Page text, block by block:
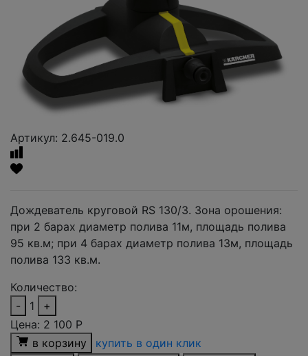
Артикул: 2.645-019.0
Дождеватель круговой RS 130/3. Зона орошения:
при 2 барах диаметр полива 11м, площадь полива
95 кв.м; при 4 барах диаметр полива 13м, площадь
полива 133 кв.м.
Количество:
-
1
+
Цена: 2 100 Р
в корзину
купить в один клик